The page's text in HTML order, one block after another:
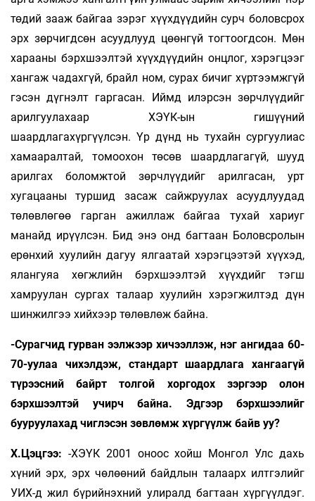
төдий зааж байгаа зэрэг хүүхдүүдийн сурч боловсрох
эрх зөрчигдсөн асуудлууд цөөнгүй тогтоогдсон. Мөн
харааны бэрхшээлтэй хүүхдүүдийн онцлог, хэрэгцээг
хангаж чадахгүй, брайл ном, сурах бичиг хүртээмжгүй
гэсэн дүгнэлт гаргасан. Иймд илэрсэн зөрчлүүдийг
арилгуулахаар ХЭҮК-ын гишүүний
шаардлагахүргүүлсэн. Үр дүнд нь тухайн сургуулиас
хамааралтай, томоохон төсөв шаардлагагүй, шууд
арилгах боломжтой зөрчлүүдийг арилгасан, урт
хугацааны туршид засаж сайжруулах асуудлуудад
төлөвлөгөө гарган ажиллаж байгаа тухай хариуг
манайд ирүүлсэн. Бид энэ онд багтаан Боловсролын
ерөнхий хуулийн дагуу ялгаатай хэрэгцээтэй хүүхэд,
ялангуяа хөгжлийн бэрхшээлтэй хүүхдийг тэгш
хамруулан сургах талаар хуулийн хэрэгжилтэд дүн
шинжилгээ хийхээр төлөвлөж байна.
-Сурагчид гурван ээлжээр хичээллэж, нэг ангидаа 60-
70-уулаа чихэлдэж, стандарт шаардлага хангаагүй
түрээсний байрт толгой хоргодох зэргээр олон
бэрхшээлтэй учирч байна. Эдгээр бэрхшээлийг
бууруулахад чиглэсэн зөвлөмж хүргүүлж байв уу?
Х.Цэцгээ: -ХЭҮК 2001 оноос хойш Монгол Улс дахь
хүний эрх, эрх чөлөөний байдлын талаарх илтгэлийг
УИХ-д жил бүрийнэхний улиралд багтаан хүргүүлдэг.